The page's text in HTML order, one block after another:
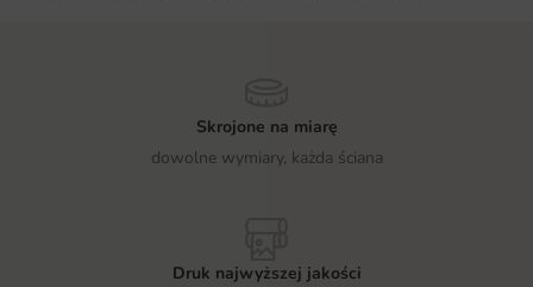
Skrojone na miarę
dowolne wymiary, każda ściana
Druk najwyższej jakości